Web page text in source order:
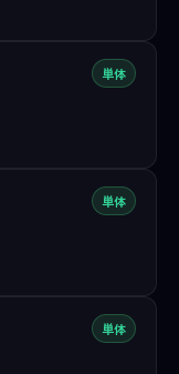
単体
単体
単体